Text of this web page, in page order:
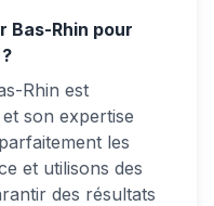
Bas-Rhin pour
Rhin est
son expertise
les
et utilisons des
des résultats